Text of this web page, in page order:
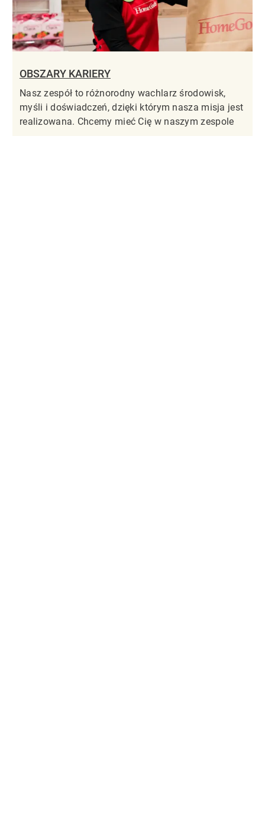
OBSZARY KARIERY
Nasz zespół to różnorodny wachlarz środowisk,
myśli i doświadczeń, dzięki którym nasza misja jest
realizowana. Chcemy mieć Cię w naszym zespole